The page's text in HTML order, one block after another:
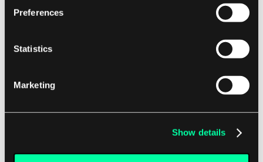
Preferences
Statistics
Marketing
Show details
większą przestrzeń ładunkową.
Implikuje to, że zasada nazywania rzeczy
na poziomie abstrakcji wyższym niż ich
treść dotyczy metod i zmiennych, ale nie
klas.